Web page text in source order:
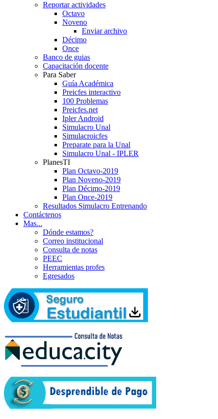
Reportar actividades
Octavo
Noveno
Enviar archivo
Décimo
Once
Banco de guias
Capacitación docente
Para Saber
Guía Académica
Preicfes interactivo
100 Problemas
Preicfes.net
Ipler Android
Simulacro Unal
Simulacroicfes
Preparate para la Unal
Simulacro Unal - IPLER
PlanesTI
Plan Octavo-2019
Plan Noveno-2019
Plan Décimo-2019
Plan Once-2019
Resultados Simulacro Entrenando
Contáctenos
Mas...
Dónde estamos?
Correo institucional
Consulta de notas
PEEC
Herramientas profes
Egresados